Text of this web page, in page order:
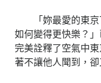
「妳最愛的東京
如何變得更快樂？
完美詮釋了空氣中
著不讓他人聞到，